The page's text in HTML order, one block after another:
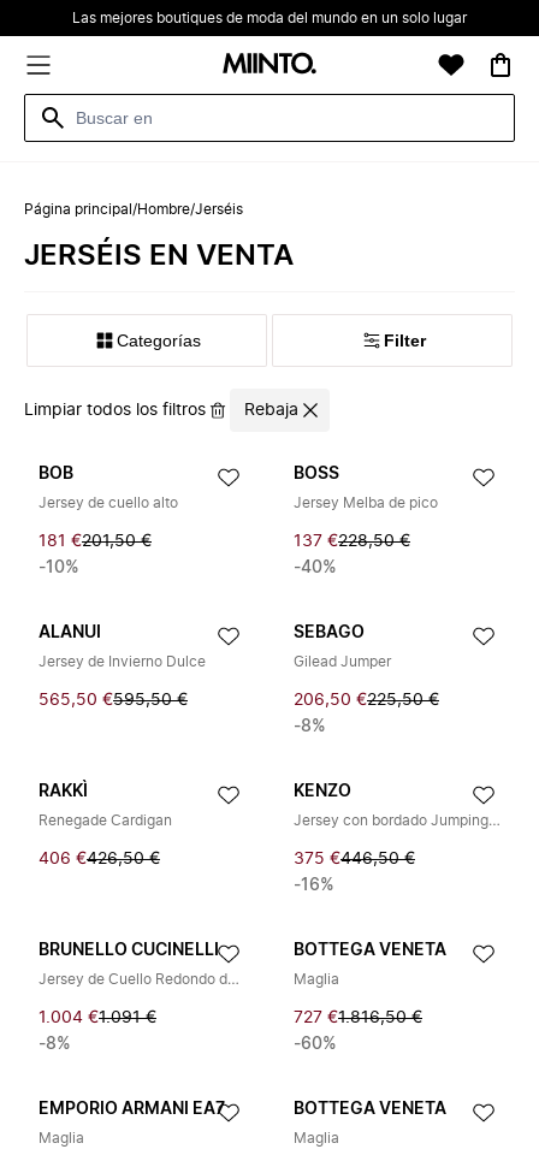
Las mejores boutiques de moda del mundo en un solo lugar
Página principal /Hombre/Jerséis
JERSÉIS EN VENTA
Categorías Filter
Limpiar todos los filtros Rebaja
BOB
Jersey de cuello alto
181 €201,50 €
-10%
BOSS
Jersey Melba de pico
137 €228,50 €
-40%
ALANUI
Jersey de Invierno Dulce
565,50 €595,50 €
SEBAGO
Gilead Jumper
206,50 €225,50 €
-8%
RAKKÌ
Renegade Cardigan
406 €426,50 €
KENZO
Jersey con bordado Jumping Tiger
375 €446,50 €
-16%
BRUNELLO CUCINELLI
Jersey de Cuello Redondo de Cachemira
1.004 €1.091 €
-8%
BOTTEGA VENETA
Maglia
727 €1.816,50 €
-60%
EMPORIO ARMANI EA7
Maglia
BOTTEGA VENETA
Maglia